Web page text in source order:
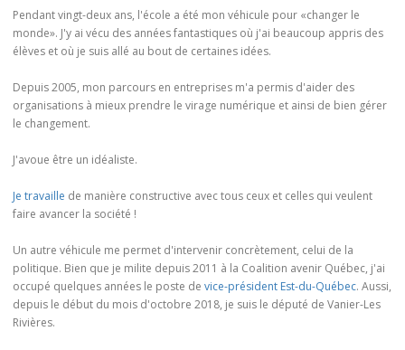
Pendant vingt-deux ans, l'école a été mon véhicule pour «changer le
monde». J'y ai vécu des années fantastiques où j'ai beaucoup appris des
élèves et où je suis allé au bout de certaines idées.
Depuis 2005, mon parcours en entreprises m'a permis d'aider des
organisations à mieux prendre le virage numérique et ainsi de bien gérer
le changement.
J'avoue être un idéaliste.
Je travaille de manière constructive avec tous ceux et celles qui veulent
faire avancer la société !
Un autre véhicule me permet d'intervenir concrètement, celui de la
politique. Bien que je milite depuis 2011 à la Coalition avenir Québec, j'ai
occupé quelques années le poste de vice-président Est-du-Québec. Aussi,
depuis le début du mois d'octobre 2018, je suis le député de Vanier-Les
Rivières.